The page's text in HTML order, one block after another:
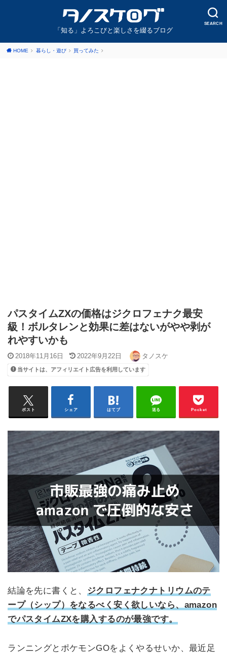
SEARCH
「知る」よろこびと楽しさを綴るブログ
HOME 暮らし・遊び 買ってみた
パスタイムZXの価格はジクロフェナク最安
級！ボルタレンと効果に差はないがやや剥が
れやすいかも
2018年11月16日 2022年9月22日 タノスケ
当サイトは、アフィリエイト広告を利用しています
ポスト シェア はてブ 送る Pocket
結論を先に書くと、 ジクロフェナクナトリウムのテ
ープ（シップ）をなるべく安く欲しいなら、amazon
でパスタイムZXを購入するのが最強です。
ランニングとポケモンGOをよくやるせいか、最近足